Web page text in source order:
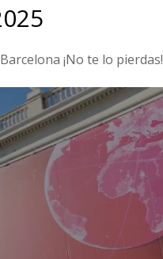
¡No te lo pierdas!